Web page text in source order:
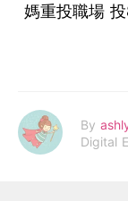
媽重投職場
By
Digital